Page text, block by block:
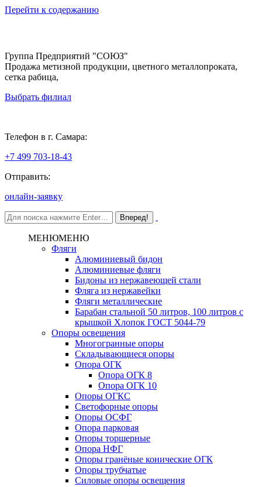
Перейти к содержанию
Группа Предприятий "СОЮЗ"
Продажа метизной продукции, цветного металлопроката,
сетка рабица,
Выбрать филиал
Телефон в г. Самара:
+7 499 703-18-43
Отправить:
онлайн-заявку
МЕНЮМЕНЮ
Фляги
Алюминиевый бидон
Алюминиевые фляги
Бидоны из нержавеющей стали
Фляга из нержавейки
Фляги металлические
Барабан стальной 50 литров, 100 литров с
крышкой Хлопок ГОСТ 5044-79
Опоры освещения
Многогранные опоры
Складывающиеся опоры
Опора ОГК
Опора ОГК 8
Опора ОГК 10
Опоры ОГКС
Светофорные опоры
Опоры ОСФГ
Опора парковая
Опоры торшерные
Опора НФГ
Опоры гранёные конические ОГК
Опоры трубчатые
Силовые опоры освещения